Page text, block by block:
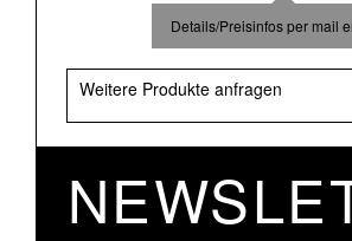
Details/Preisinfos per mail
Weitere Produkte anfragen